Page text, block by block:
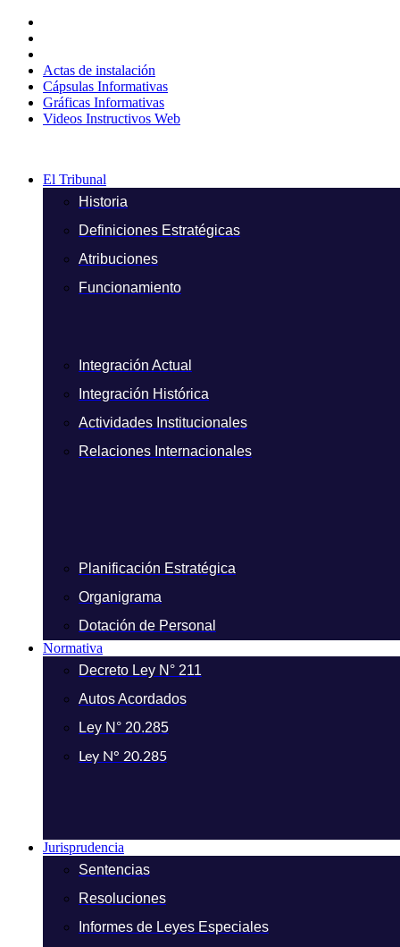
contenido
Actas de instalación
Cápsulas Informativas
Gráficas Informativas
Videos Instructivos Web
El Tribunal
Historia
Definiciones Estratégicas
Atribuciones
Funcionamiento
Integración Actual
Integración Histórica
Actividades Institucionales
Relaciones Internacionales
Planificación Estratégica
Organigrama
Dotación de Personal
Normativa
Decreto Ley N° 211
Autos Acordados
Ley N° 20.285
Ley N° 20.285
Jurisprudencia
Sentencias
Resoluciones
Informes de Leyes Especiales